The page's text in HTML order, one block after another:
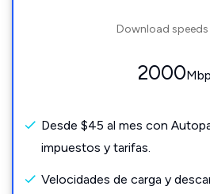
Download
2000
Desde $45 al mes con
impuestos y tarifas.
Velocidades de carga y